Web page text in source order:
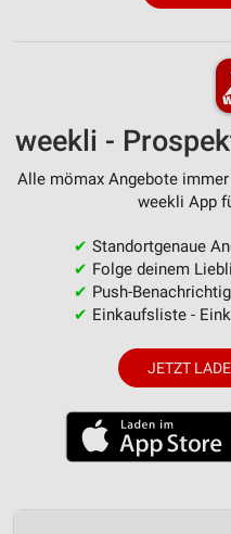
weekli -
Alle mömax Angebote
weekli App
✔ Standortgenaue
✔ Folge deinem
✔ Push-
✔ Einkaufsliste -
JETZT